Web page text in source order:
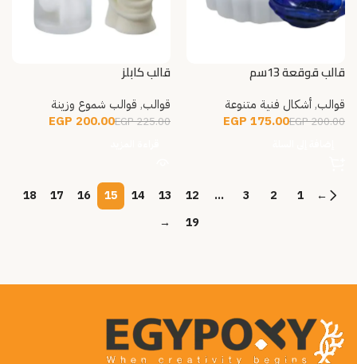
قالب قوقعة 13سم
قوالب, أشكال فنية متنوعة
200.00
EGP
175.00
EGP
قالب كابلز
قوالب, قوالب شموع وزينة
225.00
EGP
200.00
EGP
←
1
2
3
…
12
13
14
15
16
17
18
19
→